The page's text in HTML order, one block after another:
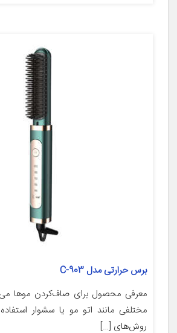
برس حرارتی مدل C-903
معرفی محصول برای صاف‌کردن موها
مختلفی مانند اتو مو یا سشوار
روش‌های […]